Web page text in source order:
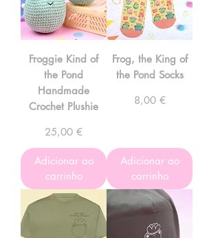
Froggie Kind of
the Pond
Handmade
Crochet Plushie
Preço
25,00 €
Adicionar ao
carrinho
Frog, the King of
the Pond Socks
Preço
8,00 €
Adicionar ao
carrinho